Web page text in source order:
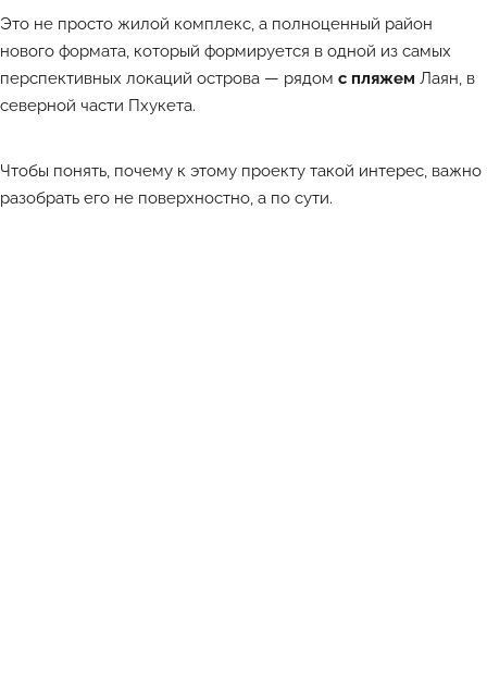
Это не просто жилой комплекс, а полноценный район
нового формата, который формируется в одной из самых
перспективных локаций острова — рядом с пляжем Лаян, в
северной части Пхукета.
Чтобы понять, почему к этому проекту такой интерес, важно
разобрать его не поверхностно, а по сути.